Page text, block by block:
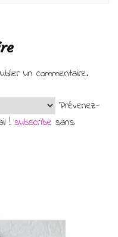
un commentaire.
Prévenez-
! subscribe sans